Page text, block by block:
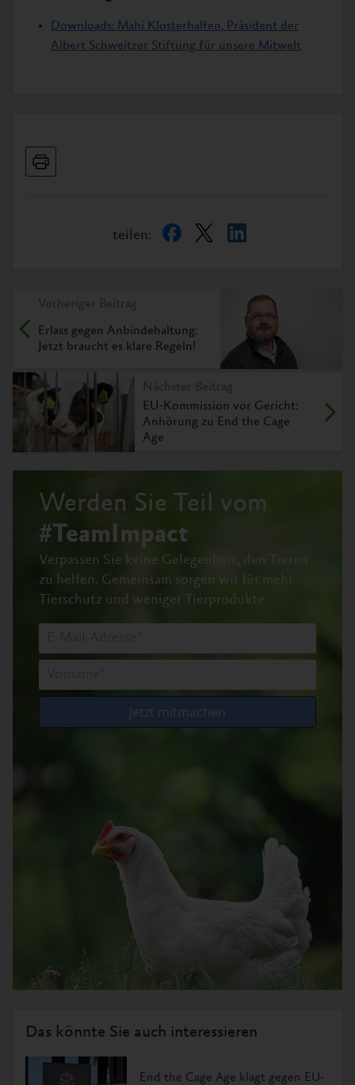
Downloads: Mahi Klosterhalfen, Präsident der
Albert Schweitzer Stiftung für unsere Mitwelt
teilen:
Vorheriger Beitrag
Erlass gegen Anbindehaltung:
Jetzt braucht es klare Regeln!
Nächster Beitrag
EU-Kommission vor Gericht:
Anhörung zu End the Cage
Age
Werden Sie Teil vom
#TeamImpact
Verpassen Sie keine Gelegenheit, den Tieren
zu helfen. Gemeinsam sorgen wir für mehr
Tierschutz und weniger Tierprodukte.
Das könnte Sie auch interessieren
End the Cage Age klagt gegen EU-